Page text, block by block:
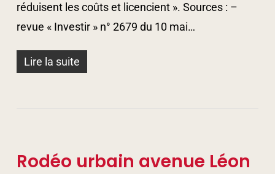
réduisent les coûts et licencient ». Sources : –
revue « Investir » n° 2679 du 10 mai…
Lire la suite
Rodéo urbain avenue Léon